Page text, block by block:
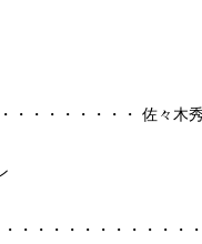
・・・・・・ 佐々木
・・・・・・・・・・・